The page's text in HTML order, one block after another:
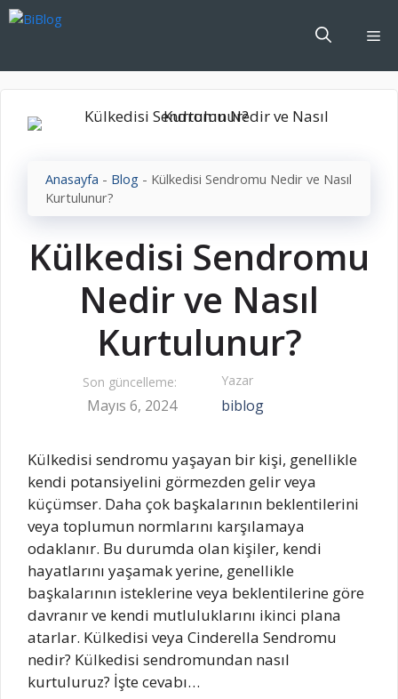
İçeriğe
Anasayfa - Blog - Külkedisi Sendromu Nedir ve Nasıl
Kurtulunur?
Külkedisi Sendromu
Nedir ve Nasıl
Kurtulunur?
Son güncelleme:
Mayıs 6, 2024
Yazar
biblog
Külkedisi sendromu yaşayan bir kişi, genellikle
kendi potansiyelini görmezden gelir veya
küçümser. Daha çok başkalarının beklentilerini
veya toplumun normlarını karşılamaya
odaklanır. Bu durumda olan kişiler, kendi
hayatlarını yaşamak yerine, genellikle
başkalarının isteklerine veya beklentilerine göre
davranır ve kendi mutluluklarını ikinci plana
atarlar. Külkedisi veya Cinderella Sendromu
nedir? Külkedisi sendromundan nasıl
kurtuluruz? İşte cevabı…